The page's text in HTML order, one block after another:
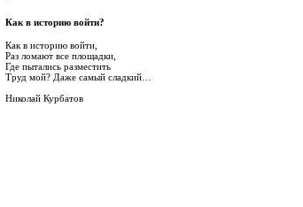
Как в историю войти?
Как в историю войти,
Раз ломают все площадки,
Где пытались разместить
Труд мой? Даже самый сладкий…
Николай Курбатов